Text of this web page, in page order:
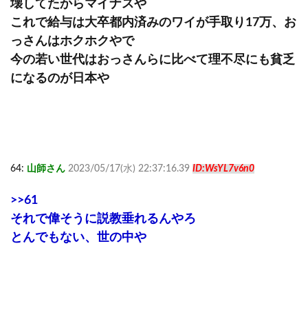
壊してたからマイナスや
これで給与は大卒都内済みのワイが手取り17万、お
っさんはホクホクやで
今の若い世代はおっさんらに比べて理不尽にも貧乏
になるのが日本や
64: 山師さん 2023/05/17(水) 22:37:16.39 ID:WsYL7v6n0
>>61
それで偉そうに説教垂れるんやろ
とんでもない、世の中や